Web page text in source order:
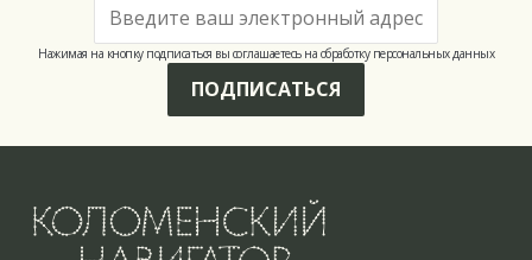
Нажимая на кнопку подписаться вы соглашаетесь на обработку персональных данных
ПОДПИСАТЬСЯ